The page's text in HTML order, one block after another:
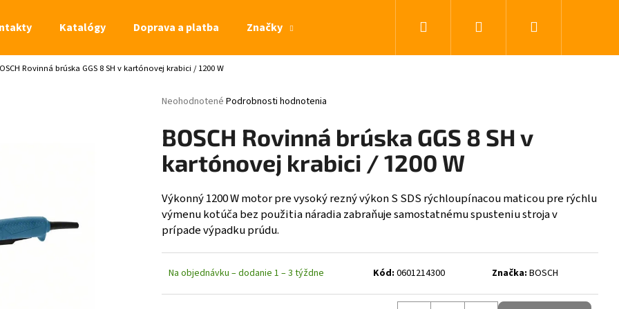
Katalógy Doprava a platba Značky Hľadať PrihlásenieNákupný
Rovinná brúska GGS 8 SH v kartónovej krabici / 1200 W
Priemerné hodnotenie produktu je 0,0 z 5 hviezdičiek.
Neohodnotené Podrobnosti hodnotenia
BOSCH Rovinná brúska GGS 8 SH v
kartónovej krabici / 1200 W
Výkonný 1200 W motor pre vysoký rezný výkon S SDS rýchloupínacou maticou pre rýchlu
výmenu kotúča bez použitia náradia zabraňuje samostatnému spusteniu stroja v
prípade výpadku prúdu.
Na objednávku – dodanie 1 – 3 týždne Kód: 0601214300 Značka: BOSCH
Čo potrebujete nájsť?
HĽADAŤ